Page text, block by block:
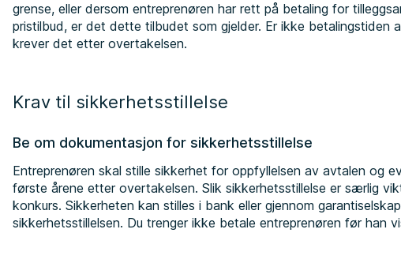
grense, eller dersom entreprenøren har rett på betaling for
pristilbud, er det dette tilbudet som gjelder. Er ikke betalingstiden
krever det etter overtakelsen.
Krav til sikkerhetsstillelse
Be om dokumentasjon for sikkerhetsstillelse
Entreprenøren skal stille sikkerhet for oppfyllelsen av avtalen og
første årene etter overtakelsen. Slik sikkerhetsstillelse er særlig
konkurs. Sikkerheten kan stilles i bank eller gjennom
sikkerhetsstillelsen. Du trenger ikke betale entreprenøren før han